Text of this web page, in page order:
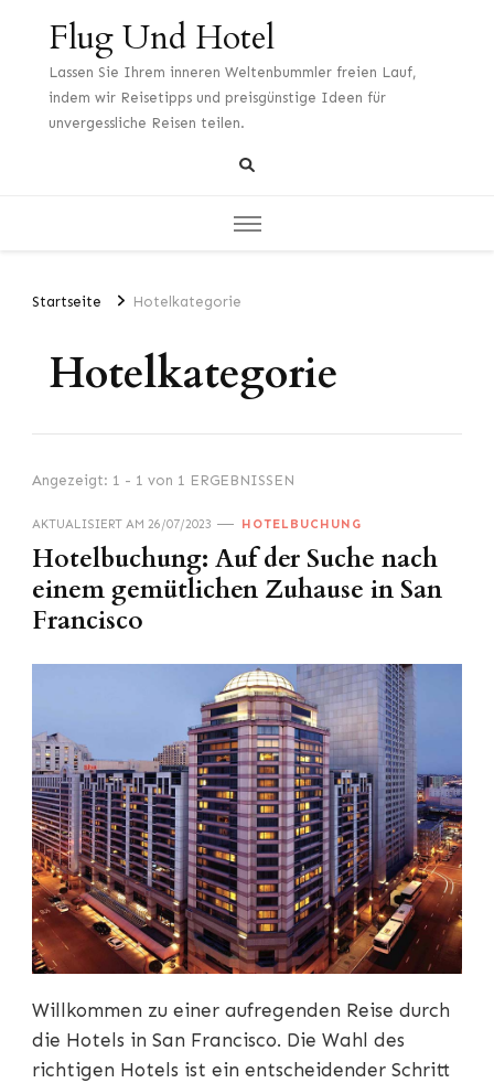
Flug Und Hotel
Lassen Sie Ihrem inneren Weltenbummler freien Lauf,
indem wir Reisetipps und preisgünstige Ideen für
unvergessliche Reisen teilen.
Startseite Hotelkategorie
Hotelkategorie
Angezeigt: 1 - 1 von 1 ERGEBNISSEN
AKTUALISIERT AM 26/07/2023 HOTELBUCHUNG
Hotelbuchung: Auf der Suche nach
einem gemütlichen Zuhause in San
Francisco
Willkommen zu einer aufregenden Reise durch
die Hotels in San Francisco. Die Wahl des
richtigen Hotels ist ein entscheidender Schritt